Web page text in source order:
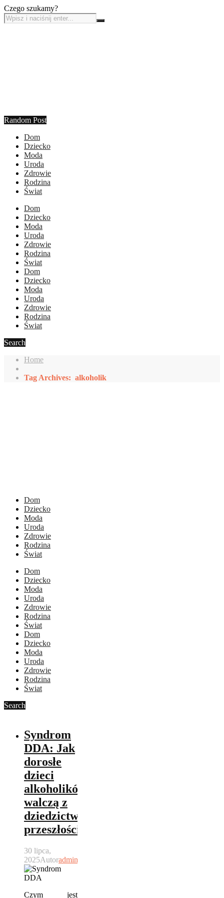
Czego szukamy?
Random Post
Dom
Dziecko
Moda
Uroda
Zdrowie
Rodzina
Świat
Dom
Dziecko
Moda
Uroda
Zdrowie
Rodzina
Świat
Dom
Dziecko
Moda
Uroda
Zdrowie
Rodzina
Świat
Search
Home
Tag Archives: alkoholik
Dom
Dziecko
Moda
Uroda
Zdrowie
Rodzina
Świat
Dom
Dziecko
Moda
Uroda
Zdrowie
Rodzina
Świat
Dom
Dziecko
Moda
Uroda
Zdrowie
Rodzina
Świat
Search
Syndrom
DDA: Jak
dorosłe
dzieci
alkoholików
walczą z
dziedzictwem
przeszłości
30 lipca,
2025Autoradmin
Czym jest